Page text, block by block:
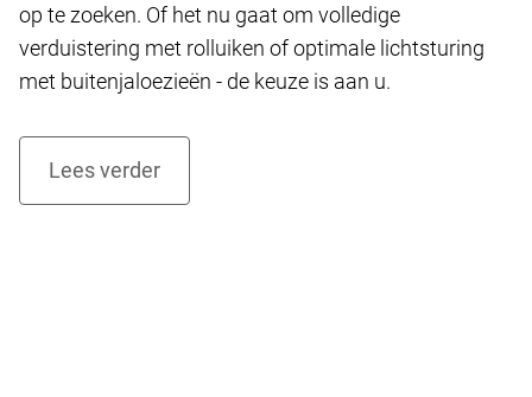
op te zoeken. Of het nu gaat om volledige
verduistering met rolluiken of optimale lichtsturing
met buitenjaloezieën - de keuze is aan u.